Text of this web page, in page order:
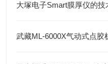
大塚电子Smart膜厚仪的